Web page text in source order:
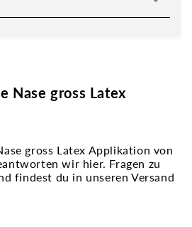
Nase gross Latex
gross Latex Applikation von
wir hier. Fragen zu
findest du in unseren Versand